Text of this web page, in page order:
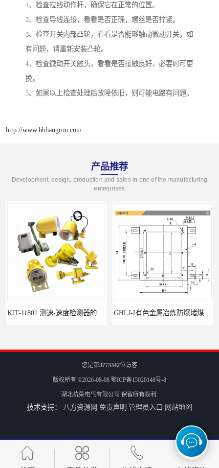
1、检查拉线动作杆，确保它在正常的位置。
2、检查导线连接，看看是否正确，螺丝是否拧紧。
3、检查开关内部凸轮，看看是否能够触动微动开关，如
有问题，请重新安装凸轮。
4、检查微动开关触头，看看是否接触良好，必要时可更
换。
5、如果以上检查处理后故障依旧，则可能电路有问题。
http://www.hbhangron.com
产品推荐
Development, design, production and sales in one of the manufacturing
enterprises
GCDH-W 皮带打滑开关在港口码头的应用
您是第3773342位访客
版权所有 ©2026-08-08 鄂ICP备15020148号-8
湖北杭荣电气有限公司 保留所有权利.
技术支持： 八方资源网 免责声明 管理员入口 网站地图